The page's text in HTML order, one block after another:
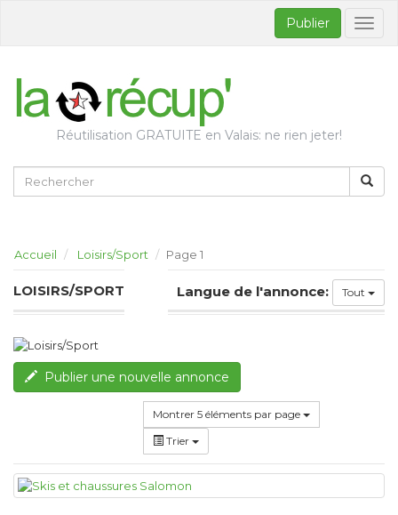
Publier
Réutilisation GRATUITE en Valais: ne rien jeter!
Accueil Loisirs/Sport Page 1
LOISIRS/SPORT Langue de l'annonce: Tout
Publier une nouvelle annonce
Montrer 5 éléments par page
Trier